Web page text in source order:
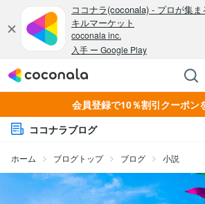
会員登録で10％割引クーポン
ココナラブログ
ホーム ブログトップ ブログ 小説